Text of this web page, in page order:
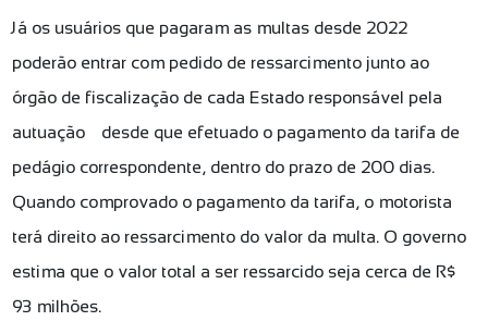
Já os usuários que pagaram as multas desde 2022
poderão entrar com pedido de ressarcimento junto ao
órgão de fiscalização de cada Estado responsável pela
autuação — desde que efetuado o pagamento da tarifa de
pedágio correspondente, dentro do prazo de 200 dias.
Quando comprovado o pagamento da tarifa, o motorista
terá direito ao ressarcimento do valor da multa. O governo
estima que o valor total a ser ressarcido seja cerca de R$
93 milhões.